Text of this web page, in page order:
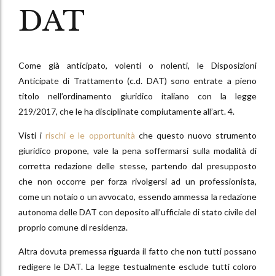
DAT
Come già anticipato, volenti o nolenti, le Disposizioni
Anticipate di Trattamento (c.d. DAT) sono entrate a pieno
titolo nell’ordinamento giuridico italiano con la legge
219/2017, che le ha disciplinate compiutamente all’art. 4.
Visti irischi e le opportunità che questo nuovo strumento
giuridico propone, vale la pena soffermarsi sulla modalità di
corretta redazione delle stesse, partendo dal presupposto
che non occorre per forza rivolgersi ad un professionista,
come un notaio o un avvocato, essendo ammessa la redazione
autonoma delle DAT con deposito all’ufficiale di stato civile del
proprio comune di residenza.
Altra dovuta premessa riguarda il fatto che non tutti possano
redigere le DAT. La legge testualmente esclude tutti coloro